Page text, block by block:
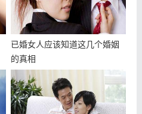
已婚女人应该知道这几个婚姻
的真相